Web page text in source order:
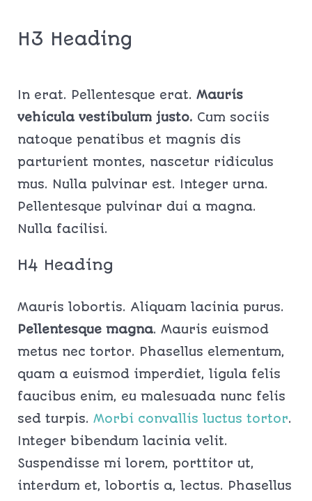
H3 Heading
In erat. Pellentesque erat. Mauris
vehicula vestibulum justo. Cum sociis
natoque penatibus et magnis dis
parturient montes, nascetur ridiculus
mus. Nulla pulvinar est. Integer urna.
Pellentesque pulvinar dui a magna.
Nulla facilisi.
H4 Heading
Mauris lobortis. Aliquam lacinia purus.
Pellentesque magna. Mauris euismod
metus nec tortor. Phasellus elementum,
quam a euismod imperdiet, ligula felis
faucibus enim, eu malesuada nunc felis
sed turpis. Morbi convallis luctus tortor.
Integer bibendum lacinia velit.
Suspendisse mi lorem, porttitor ut,
interdum et, lobortis a, lectus. Phasellus